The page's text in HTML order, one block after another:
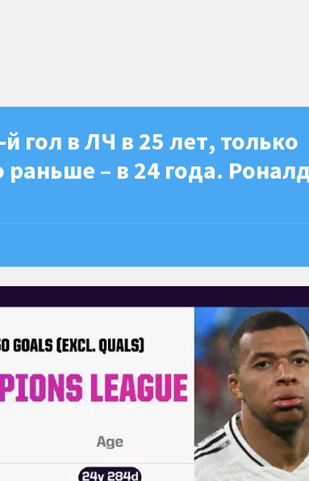
гол в ЛЧ в 25 лет, только
раньше – в 24 года.